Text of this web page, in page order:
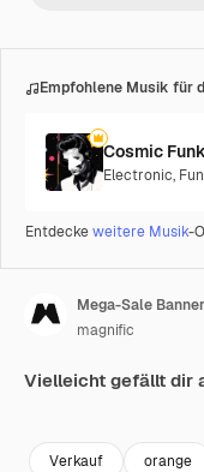
Empfohlene Musik für
Cosmic Funk
Electronic,
Entdeckeweitere Musik-
Mega-Sale
magnific
Vielleicht gefällt dir
Verkauf orange